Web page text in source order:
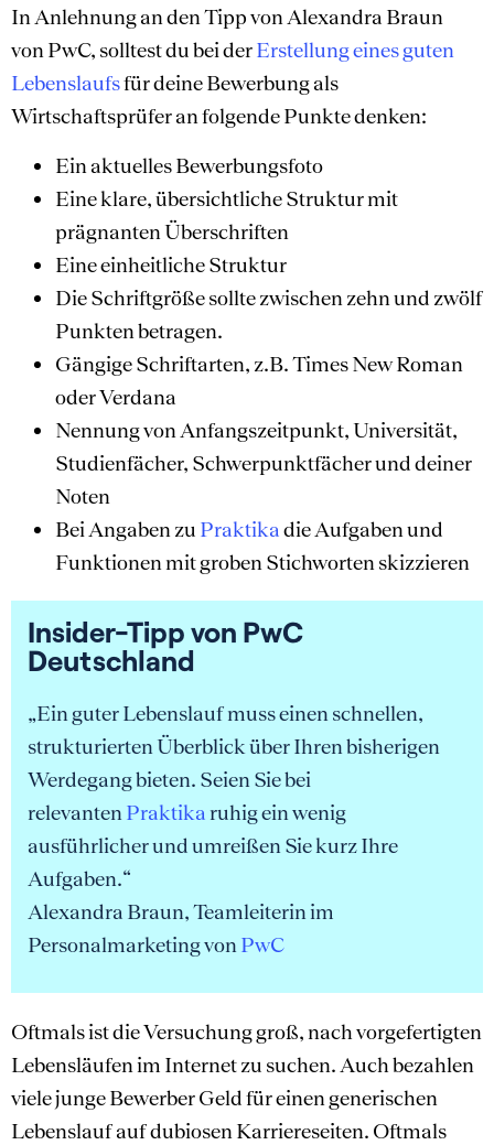
In Anlehnung an den Tipp von Alexandra Braun
von PwC, solltest du bei derErstellung eines guten
Lebenslaufsfür deine Bewerbung als
Wirtschaftsprüfer an folgende Punkte denken:
Ein aktuelles Bewerbungsfoto
Eine klare, übersichtliche Struktur mit
prägnanten Überschriften
Eine einheitliche Struktur
Die Schriftgröße sollte zwischen zehn und zwölf
Punkten betragen.
Gängige Schriftarten, z.B. Times New Roman
oder Verdana
Nennung von Anfangszeitpunkt, Universität,
Studienfächer, Schwerpunktfächer und deiner
Noten
Bei Angaben zu Praktikadie Aufgaben und
Funktionen mit groben Stichworten skizzieren
Insider-Tipp von PwC
Deutschland
„Ein guter Lebenslauf muss einen schnellen,
strukturierten Überblick über Ihren bisherigen
Werdegang bieten. Seien Sie bei
relevanten Praktikaruhig ein wenig
ausführlicher und umreißen Sie kurz Ihre
Aufgaben.“
Alexandra Braun, Teamleiterin im
Personalmarketing von PwC
Oftmals ist die Versuchung groß, nach vorgefertigten
Lebensläufen im Internet zu suchen. Auch bezahlen
viele junge Bewerber Geld für einen generischen
Lebenslauf auf dubiosen Karriereseiten. Oftmals